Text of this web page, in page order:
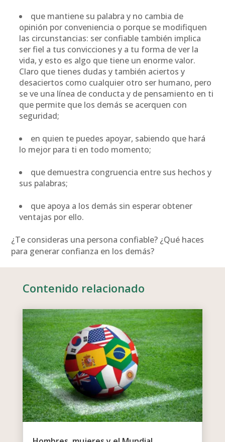
que mantiene su palabra y no cambia de
opinión por conveniencia o porque se modifiquen
las circunstancias: ser confiable también implica
ser fiel a tus convicciones y a tu forma de ver la
vida, y esto es algo que tiene un enorme valor.
Claro que tienes dudas y también aciertos y
desaciertos como cualquier otro ser humano, pero
se ve una línea de conducta y de pensamiento en ti
que permite que los demás se acerquen con
seguridad;
en quien te puedes apoyar, sabiendo que hará
lo mejor para ti en todo momento;
que demuestra congruencia entre sus hechos y
sus palabras;
que apoya a los demás sin esperar obtener
ventajas por ello.
¿Te consideras una persona confiable? ¿Qué haces
para generar confianza en los demás?
Contenido relacionado